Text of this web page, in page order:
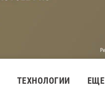
ТЕХНОЛОГИИ ЕЩЕ